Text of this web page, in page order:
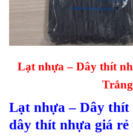
Lạt nhựa – Dây thít
Lạt nhựa – Dây
dây thít nhựa giá rẻ